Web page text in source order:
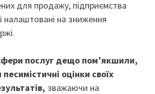
для продажу, підприємства
налаштовані на зниження
послуг дещо пом’якшили,
оцінки своїх
зважаючи на